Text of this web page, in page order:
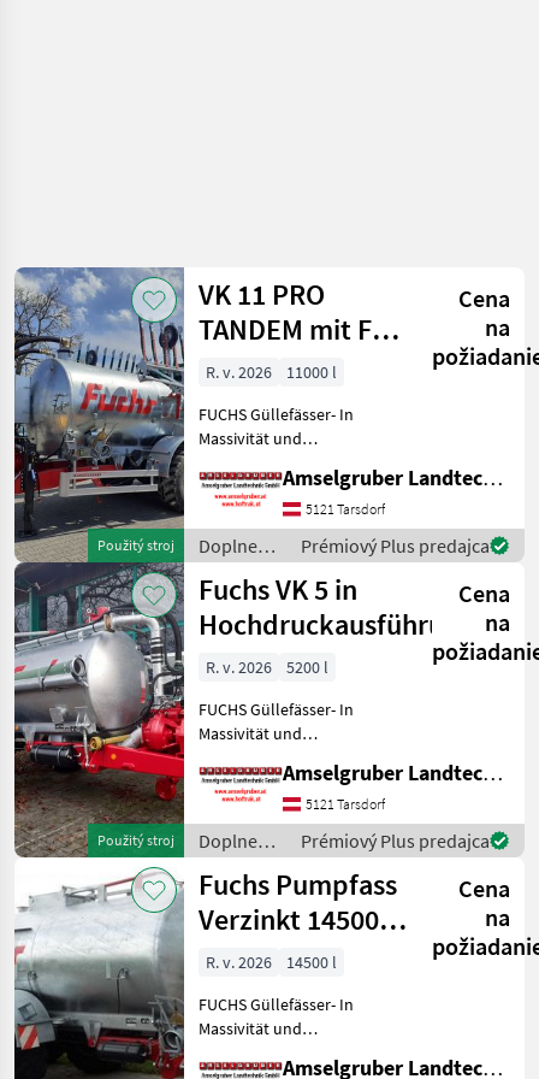
Použitý stroj
VK 11 PRO
TANDEM mit FSV
12 Meter FUCHS
Schlepp
Cena
na
R. v. 2026
11000 l
FUCHS Güllefässer- In
Massivität und
(Stärkste Materialstärken +
Beste Materialen und Beste
Komponenten der
führenden TOP Hersteller!)
Sei
Amselgruber Landtechnik GmbH
5121 Tarsdorf
Doplnenie
živin a
polievanie
/ Fuchs
Prémiový Plus predajca
Použitý stroj
Fuchs VK 5 in
Hochdruckausführung
Cena
na
R. v. 2026
5200 l
FUCHS Güllefässer- In
Massivität und
(Stärkste Materialstärken +
Beste Materialen und Beste
Komponenten der
führenden TOP Hersteller!)
Sei
Amselgruber Landtechnik GmbH
5121 Tarsdorf
Doplnenie
živin a
polievanie
/ Fuchs
Prémiový Plus predajca
Fuchs Pumpfass
Verzinkt 14500
Liter TOP
Cena
na
R. v. 2026
14500 l
FUCHS Güllefässer- In
Massivität und
Amselgruber Landtechnik GmbH